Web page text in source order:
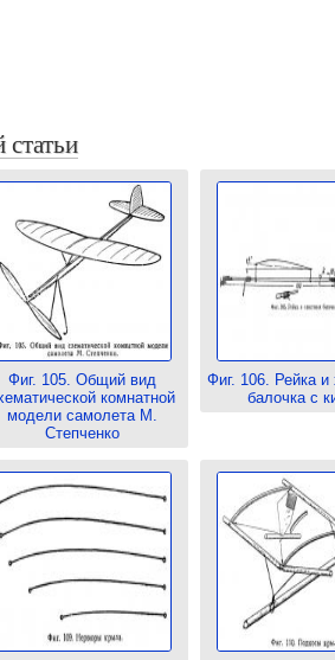
статьи
Фиг. 105. Общий вид
комнатной
модели самолета М.
Степченко
Фиг. 106. Рейка и
балочка с